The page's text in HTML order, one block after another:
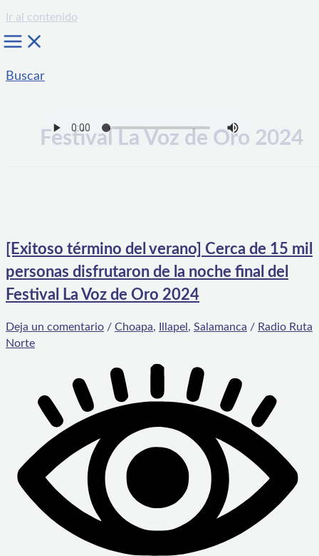
Ir al contenido
Buscar
Festival La Voz de Oro 2024
[Exitoso término del verano] Cerca de 15 mil
personas disfrutaron de la noche final del
Festival La Voz de Oro 2024
Deja un comentario / Choapa, Illapel , Salamanca / Radio Ruta
Norte